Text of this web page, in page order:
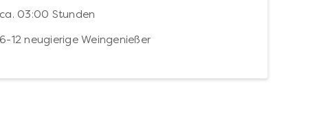
ca. 03:00 Stunden
6-12 neugierige Weingenießer